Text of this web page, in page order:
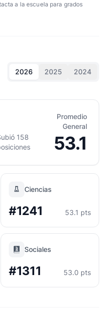
a la escuela para grados
2026 2025 2024
158
Promedio
General
53.1
Ciencias
#1241 53.1 pts
Sociales
#1311 53.0 pts